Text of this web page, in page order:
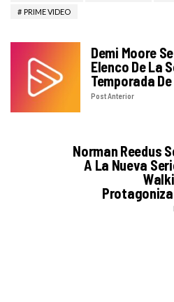
PRIME VIDEO
Demi Moore
Elenco De La
Temporada
Post Anterior
Norman Reedus
A La Nueva